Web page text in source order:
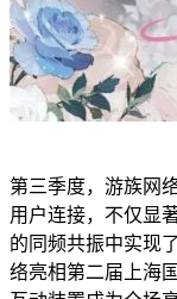
第三季度，游族网
用户连接，不仅显
的同频共振中实现
络亮相第二届上海